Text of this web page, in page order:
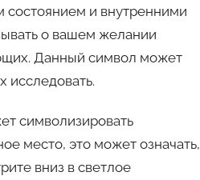
состоянием и внутренними
о вашем желании
Данный символ может
исследовать.
символизировать
место, это может означать,
вниз в светлое